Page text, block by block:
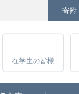
寄附
Instagram
在学生の皆様